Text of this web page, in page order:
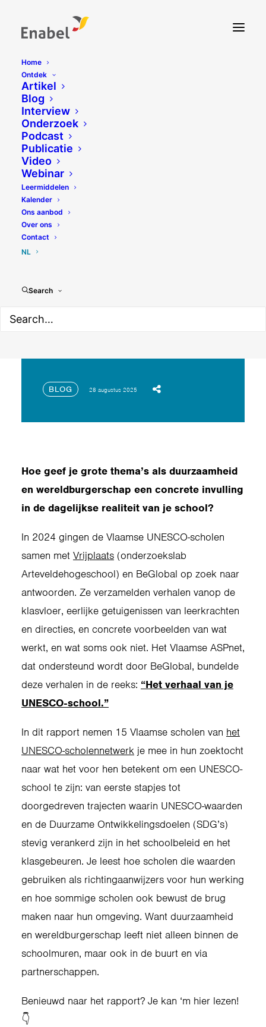
Home
Ontdek
Artikel
Blog
Interview
Onderzoek
Podcast
Publicatie
Video
Webinar
Leermiddelen
Kalender
Ons aanbod
Over ons
Contact
NL
Search
BLOG 28 augustus 2025
Hoe geef je grote thema’s als duurzaamheid
en wereldburgerschap een concrete invulling
in de dagelijkse realiteit van je school?
In 2024 gingen de Vlaamse UNESCO-scholen
samen met Vrijplaats (onderzoekslab
Arteveldehogeschool) en BeGlobal op zoek naar
antwoorden. Ze verzamelden verhalen vanop de
klasvloer, eerlijke getuigenissen van leerkrachten
en directies, en concrete voorbeelden van wat
werkt, en wat soms ook niet. Het Vlaamse ASPnet,
dat ondersteund wordt door BeGlobal, bundelde
deze verhalen in de reeks: “Het verhaal van je
UNESCO-school.”
In dit rapport nemen 15 Vlaamse scholen van het
UNESCO-scholennetwerk je mee in hun zoektocht
naar wat het voor hen betekent om een UNESCO-
school te zijn: van eerste stapjes tot
doorgedreven trajecten waarin UNESCO-waarden
en de Duurzame Ontwikkelingsdoelen (SDG’s)
stevig verankerd zijn in het schoolbeleid en het
klasgebeuren. Je leest hoe scholen die waarden
gebruiken als richtingaanwijzers voor hun werking
en hoe sommige scholen ook bewust de brug
maken naar hun omgeving. Want duurzaamheid
en wereldburgerschap leeft niet alleen binnen de
schoolmuren, maar ook in de buurt en via
partnerschappen.
Benieuwd naar het rapport? Je kan ‘m hier lezen!
👇